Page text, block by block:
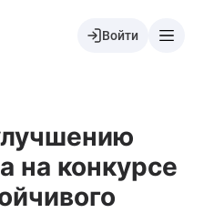
Войти
на конкурсе